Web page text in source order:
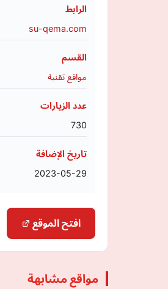
الرابط
su-qema.com
القسم
مواقع تقنية
عدد الزيارات
730
تاريخ الإضافة
2023-05-29
افتح الموقع
مواقع مشابهة